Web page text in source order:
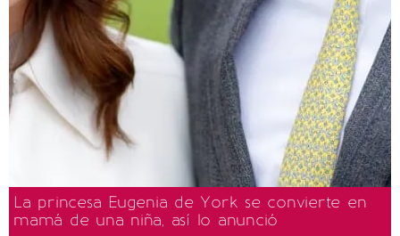
La princesa Eugenia de York se convierte en
mamá de una niña, así lo anunció